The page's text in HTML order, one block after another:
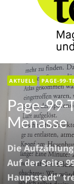
tell
Magazin für Literatur
AKTUELL PAGE-99-
Page-99-
Menasse
Die
Auf der Seite
Hauptstadt“